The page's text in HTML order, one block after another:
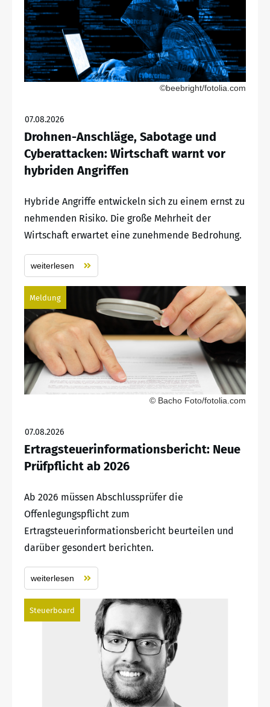
©beebright/fotolia.com
07.08.2026
Drohnen-Anschläge, Sabotage und
Cyberattacken: Wirtschaft warnt vor
hybriden Angriffen
Hybride Angriffe entwickeln sich zu einem ernst zu
nehmenden Risiko. Die große Mehrheit der
Wirtschaft erwartet eine zunehmende Bedrohung.
weiterlesen
Meldung
© Bacho Foto/fotolia.com
07.08.2026
Ertragsteuerinformationsbericht: Neue
Prüfpflicht ab 2026
Ab 2026 müssen Abschlussprüfer die
Offenlegungspflicht zum
Ertragsteuerinformationsbericht beurteilen und
darüber gesondert berichten.
weiterlesen
Steuerboard